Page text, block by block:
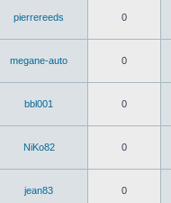
pierrereeds 0
megane-auto 0
bbl001 0
NiKo82 0
jean83 0